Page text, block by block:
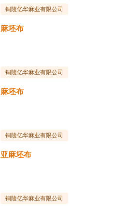
铜陵亿华麻业有限公司
麻坯布
铜陵亿华麻业有限公司
麻坯布
铜陵亿华麻业有限公司
亚麻坯布
铜陵亿华麻业有限公司